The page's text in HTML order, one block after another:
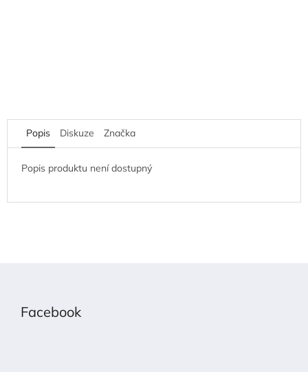
Popis Diskuze Značka
Popis produktu není dostupný
Facebook